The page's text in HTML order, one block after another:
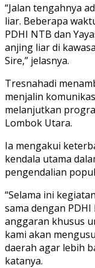
“Jalan tengahnya
liar. Beberapa
PDHI NTB dan
anjing liar di
Sire,” jelasnya.
Tresnahadi
menjalin
melanjutkan
Lombok Utara.
Ia mengakui
kendala utama
pengendalian
“Selama ini
sama dengan
anggaran khusus
kami akan
daerah agar lebih
katanya.